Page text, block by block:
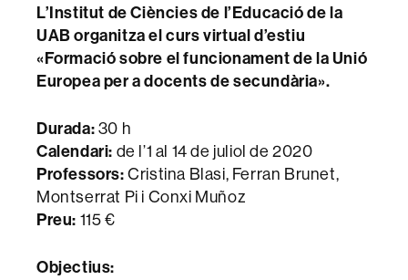
L’Institut de Ciències de l’Educació de la
UAB organitza el curs virtual d’estiu
«Formació sobre el funcionament de la Unió
Europea per a docents de secundària».
Durada:30 h
Calendari: de l’1 al 14 de juliol de 2020
Professors:Cristina Blasi, Ferran Brunet,
Montserrat Pi i Conxi Muñoz
Preu: 115 €
Objectius: